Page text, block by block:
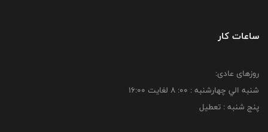
ساعات کار
روزهای عادی:
شنبه الي چهارشنبه : 00: 8 لغايت 16:00
پنج شنبه : تعطیل